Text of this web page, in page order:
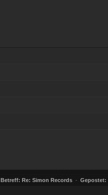
Betreff: Re: Simon Records · Gepostet: